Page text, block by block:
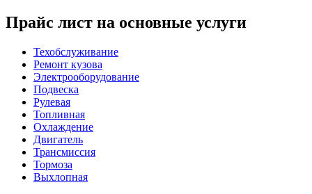
Прайс лист на основные услуги
Техобслуживание
Ремонт кузова
Электрооборудование
Подвеска
Рулевая
Топливная
Охлаждение
Двигатель
Трансмиссия
Тормоза
Выхлопная